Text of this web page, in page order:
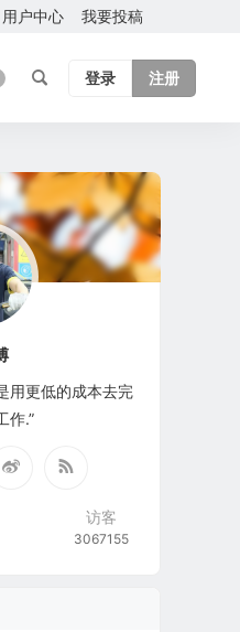
用户中心 我要投稿
登录 注册
用更低的成本去完
作.”
访客
3067155